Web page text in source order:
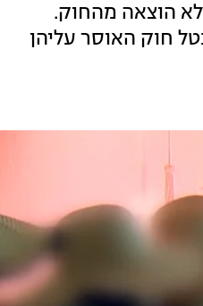
לא הוצאה מהחוק.
חוק האוסר עליהן